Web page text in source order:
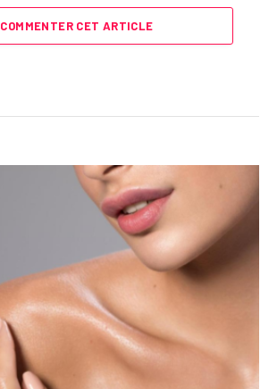
COMMENTER CET ARTICLE